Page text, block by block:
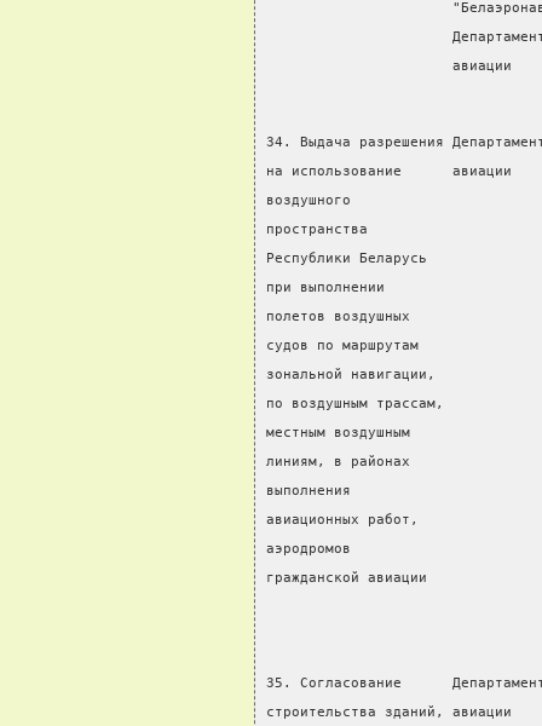
                      авиации
34. Выдача разрешения
на использование      авиации
воздушного
пространства
Республики Беларусь
при выполнении
полетов воздушных
судов по маршрутам
зональной навигации,
по воздушным трассам,
местным воздушным
линиям, в районах
выполнения
авиационных работ,
аэродромов
гражданской авиации
35. Согласование
строительства зданий,